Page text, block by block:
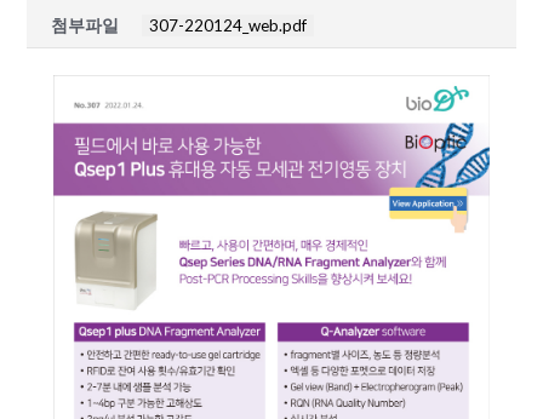
첨부파일 307-220124_web.pdf